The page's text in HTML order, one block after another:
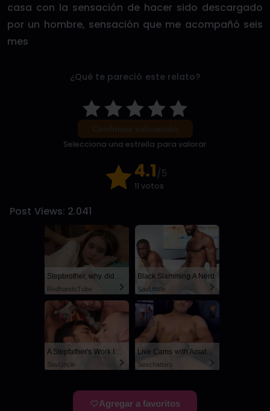
casa con la sensación de hacer sido descargado
por un hombre, sensación que me acompañó seis
mes
¿Qué te pareció este relato?
Selecciona una estrella para valorar
4.1/5
11 votos
Post Views: 2.041
Stepbrother, why did you show me your dick? Now I want to fuck you with my wet pussy
RedhandsTube
Black Slamming A Nerd
SayUncle
A Stepfather's Work Is Never Done
SayUncle
Live Cams with Amateur Men
Sexchatters
Agregar a favoritos